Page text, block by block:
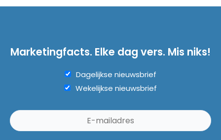
Marketingfacts. Elke dag vers. Mis niks!
Dagelijkse nieuwsbrief
Wekelijkse nieuwsbrief